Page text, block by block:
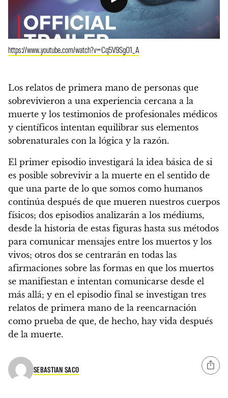
https://www.youtube.com/watch?v=Cq5V9SgO1_A
Los relatos de primera mano de personas que
sobrevivieron a una experiencia cercana a la
muerte y los testimonios de profesionales médicos
y científicos intentan equilibrar sus elementos
sobrenaturales con la lógica y la razón.
El primer episodio investigará la idea básica de si
es posible sobrevivir a la muerte en el sentido de
que una parte de lo que somos como humanos
continúa después de que mueren nuestros cuerpos
físicos; dos episodios analizarán a los médiums,
desde la historia de estas figuras hasta sus métodos
para comunicar mensajes entre los muertos y los
vivos; otros dos se centrarán en todas las
afirmaciones sobre las formas en que los muertos
se manifiestan e intentan comunicarse desde el
más allá; y en el episodio final se investigan tres
relatos de primera mano de la reencarnación
como prueba de que, de hecho, hay vida después
de la muerte.
SEBASTIAN SACO